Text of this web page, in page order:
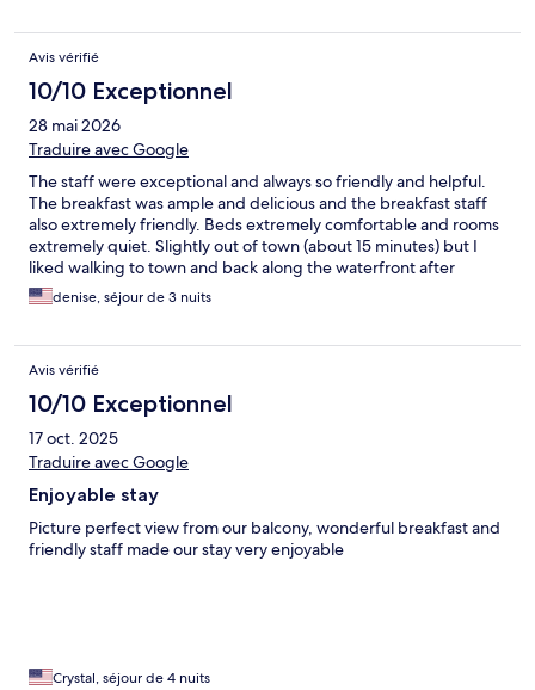
Avis vérifié
10/10 Exceptionnel
28 mai 2026
Traduire avec Google
The staff were exceptional and always so friendly and helpful.
The breakfast was ample and delicious and the breakfast staff
also extremely friendly. Beds extremely comfortable and rooms
extremely quiet. Slightly out of town (about 15 minutes) but I
liked walking to town and back along the waterfront after
dinner. Going to the islands was extremely close - just down the
hill. Great stay!!
denise, séjour de 3 nuits
Avis vérifié
10/10 Exceptionnel
17 oct. 2025
Traduire avec Google
Enjoyable stay
Picture perfect view from our balcony, wonderful breakfast and
friendly staff made our stay very enjoyable
Crystal, séjour de 4 nuits